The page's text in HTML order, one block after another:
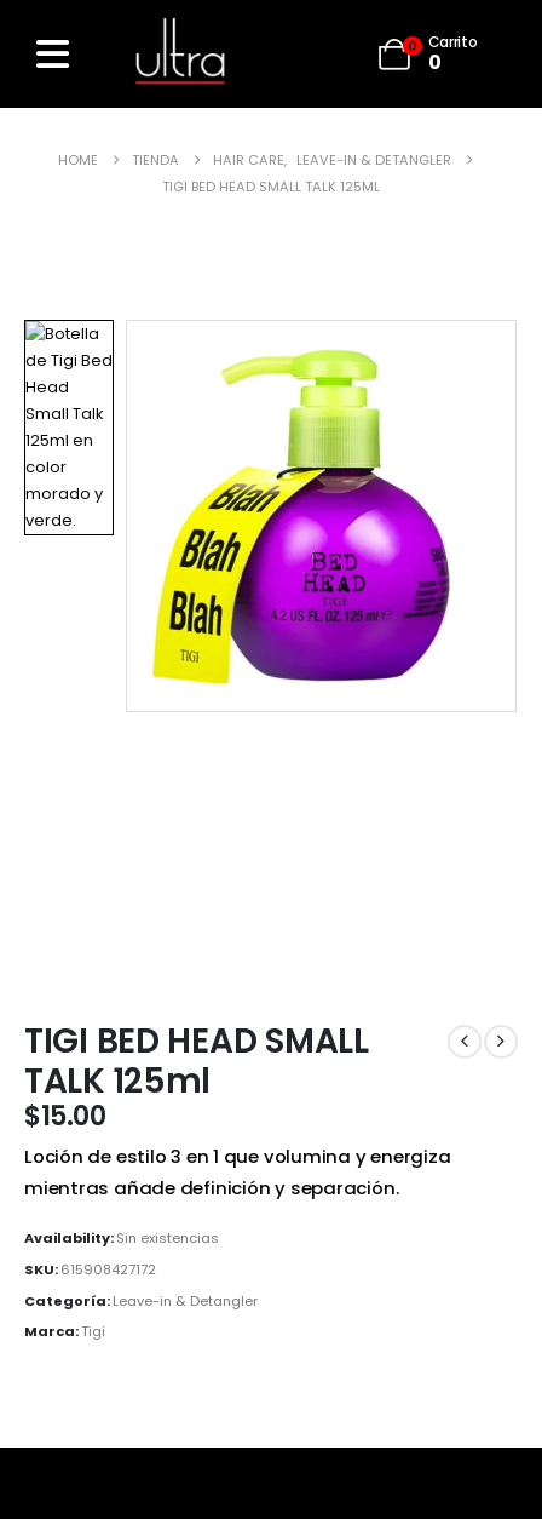
0 Carrito
0
HOME TIENDA HAIR CARE, LEAVE-IN & DETANGLER
TIGI BED HEAD SMALL TALK 125ML
TIGI BED HEAD SMALL
TALK 125ml
$15.00
Loción de estilo 3 en 1 que volumina y energiza
mientras añade definición y separación.
Availability:Sin existencias
SKU:615908427172
Categoría:Leave-in & Detangler
Marca:Tigi